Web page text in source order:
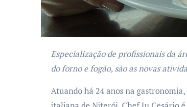
Especialização de profissionais da área, cursos do cardápio italiano, dicas para iniciantes e amantes
do forno e fogão, são as novas
Atuando há 24 anos na